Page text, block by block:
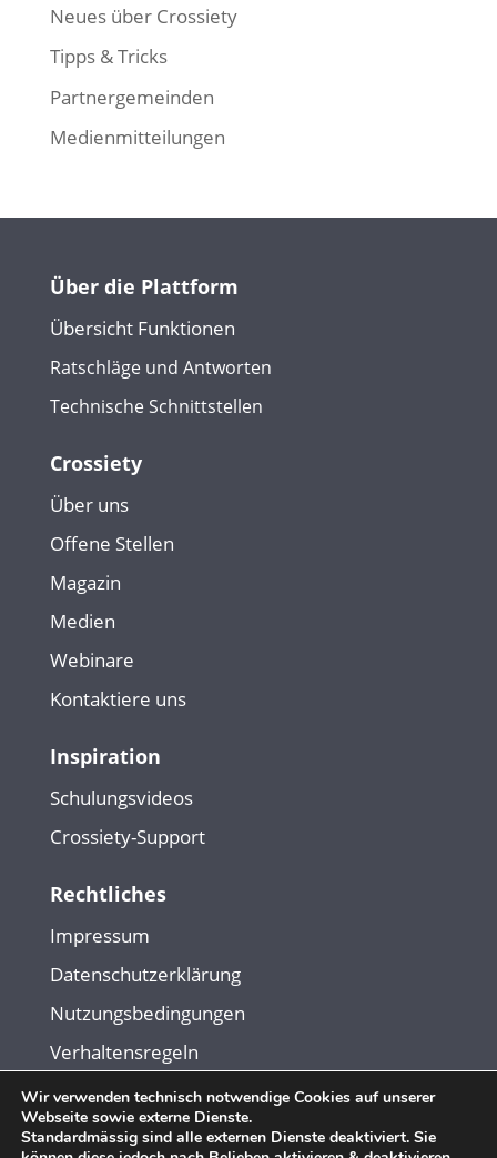
Neues über Crossiety
Tipps & Tricks
Partnergemeinden
Medienmitteilungen
Über die Plattform
Übersicht Funktionen
Ratschläge und Antworten
Technische Schnittstellen
Crossiety
Über uns
Offene Stellen
Magazin
Medien
Webinare
Kontaktiere uns
Inspiration
Schulungsvideos
Crossiety-Support
Rechtliches
Impressum
Datenschutzerklärung
Nutzungsbedingungen
Verhaltensregeln
© Copyright 2026. Crossiety AG. Alle Rechte vorbehalten.
Wir verwenden technisch notwendige Cookies auf unserer
Webseite sowie externe Dienste.
Standardmässig sind alle externen Dienste deaktiviert. Sie